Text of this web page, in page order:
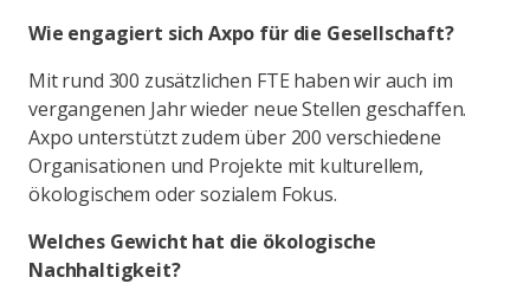
Wie engagiert sich Axpo für die Gesellschaft?
Mit rund 300 zusätzlichen FTE haben wir auch im
vergangenen Jahr wieder neue Stellen geschaffen.
Axpo unterstützt zudem über 200 verschiedene
Organisationen und Projekte mit kulturellem,
ökologischem oder sozialem Fokus.
Welches Gewicht hat die ökologische
Nachhaltigkeit?